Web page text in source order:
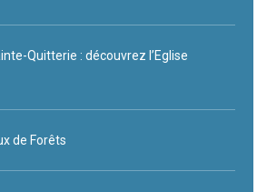
Quitterie : découvrez l’Eglise
de Forêts